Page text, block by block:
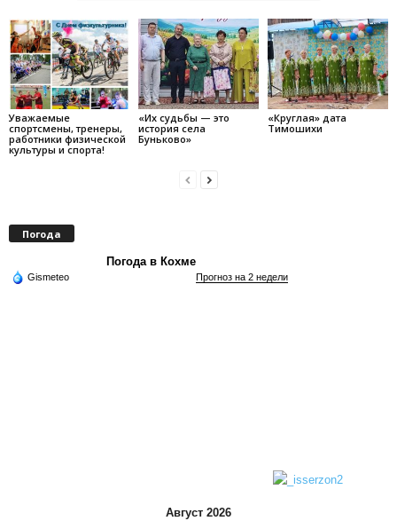
Уважаемые
спортсмены, тренеры,
работники физической
культуры и спорта!
«Их судьбы — это
история села
Буньково»
«Круглая» дата
Тимошихи
Погода
Погода в Кохме
Gismeteo Прогноз на 2 недели
Август 2026